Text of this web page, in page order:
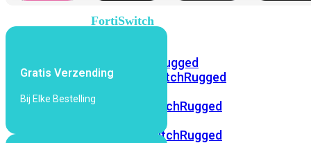
FortiSwitch
FortiSwitchRugged
108F
FortiSwitchRugged
POE
FortiSwitchRugged
FortiSwitchRugged
Gratis Verzending
Bij Elke Bestelling